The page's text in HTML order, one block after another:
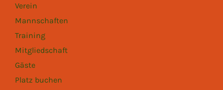
Verein
Mannschaften
Training
Mitgliedschaft
Gäste
Platz buchen